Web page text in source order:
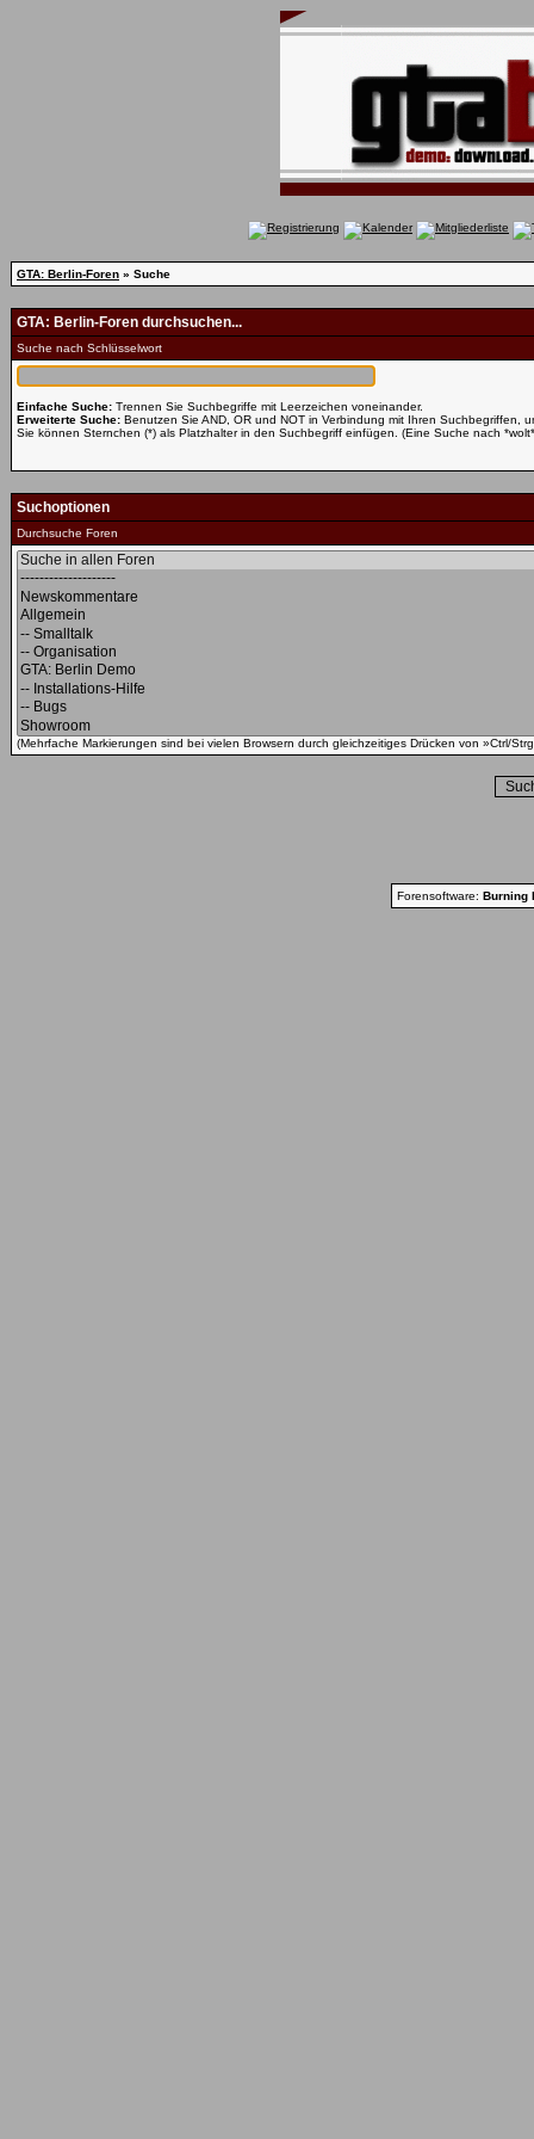
GTA: Berlin-Foren » Suche
GTA: Berlin-Foren durchsuchen...
Suche nach Schlüsselwort
Einfache Suche: Trennen Sie Suchbegriffe mit Leerzeichen voneinander.
Erweiterte Suche: Benutzen Sie AND, OR und NOT in Verbindung mit Ihren Suchbegriffen,
Sie können Sternchen (*) als Platzhalter in den Suchbegriff einfügen. (Eine Suche nach
Suchoptionen
Durchsuche Foren
(Mehrfache Markierungen sind bei vielen Browsern durch gleichzeitiges Drücken von »Ctrl/
Forensoftware: Burning